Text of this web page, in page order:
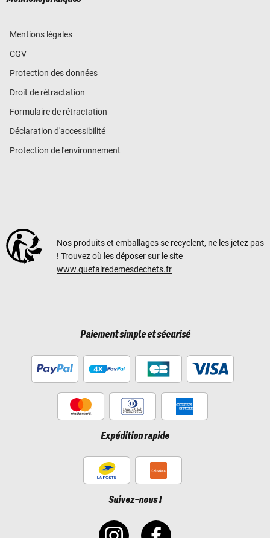
Mentions légales
CGV
Protection des données
Droit de rétractation
Formulaire de rétractation
Déclaration d'accessibilité
Protection de l'environnement
Nos produits et emballages se recyclent, ne les jetez pas
! Trouvez où les déposer sur le site
www.quefairedemesdechets.fr
Paiement simple et sécurisé
Expédition rapide
Suivez-nous !